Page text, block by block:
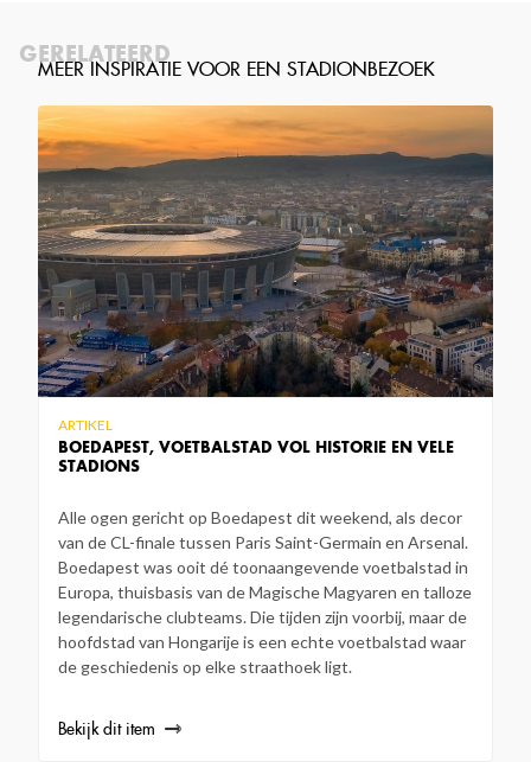
GERELATEERD
BOEDAPEST, VOETBALSTAD VOL HISTORIE EN VELE
STADIONS
ARTIKEL
Alle ogen gericht op Boedapest dit weekend, als decor
van de CL-finale tussen Paris Saint-Germain en Arsenal.
Boedapest was ooit dé toonaangevende voetbalstad in
Europa, thuisbasis van de Magische Magyaren en talloze
legendarische clubteams. Die tijden zijn voorbij, maar de
hoofdstad van Hongarije is een echte voetbalstad waar
de geschiedenis op elke straathoek ligt.
Bekijk dit item